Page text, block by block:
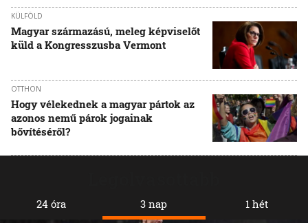
KÜLFÖLD
Magyar származású, meleg képviselőt
küld a Kongresszusba Vermont
OTTHON
Hogy vélekednek a magyar pártok az
azonos nemű párok jogainak
bővítéséről?
24 óra 3 nap 1 hét